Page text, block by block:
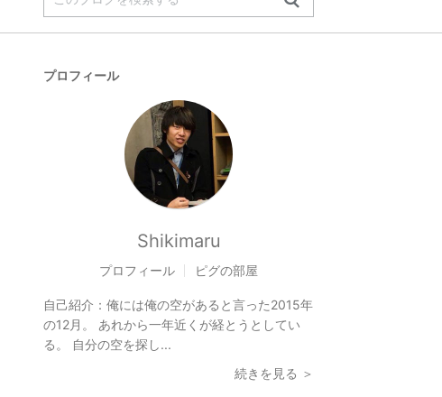
プロフィール
Shikimaru
プロフィール ピグの部屋
自己紹介： 俺には俺の空があると言った2015年
の12月。 あれから一年近くが経とうとしてい
る。 自分の空を探し...
続きを見る ＞